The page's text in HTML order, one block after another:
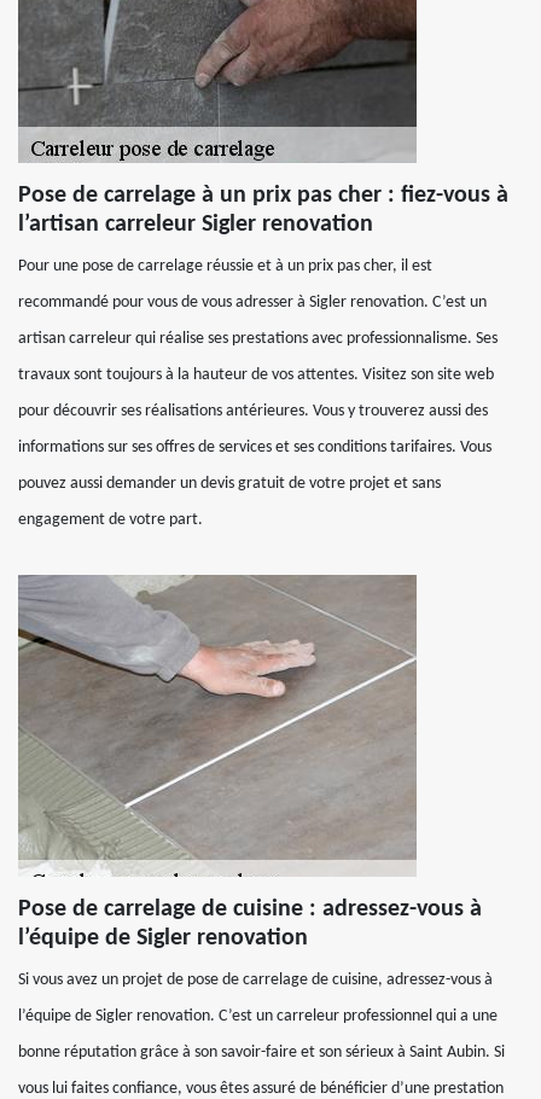
Pose de carrelage à un prix pas cher : fiez-vous à
l’artisan carreleur Sigler renovation
Pour une pose de carrelage réussie et à un prix pas cher, il est
recommandé pour vous de vous adresser à Sigler renovation. C’est un
artisan carreleur qui réalise ses prestations avec professionnalisme. Ses
travaux sont toujours à la hauteur de vos attentes. Visitez son site web
pour découvrir ses réalisations antérieures. Vous y trouverez aussi des
informations sur ses offres de services et ses conditions tarifaires. Vous
pouvez aussi demander un devis gratuit de votre projet et sans
engagement de votre part.
Pose de carrelage de cuisine : adressez-vous à
l’équipe de Sigler renovation
Si vous avez un projet de pose de carrelage de cuisine, adressez-vous à
l’équipe de Sigler renovation. C’est un carreleur professionnel qui a une
bonne réputation grâce à son savoir-faire et son sérieux à Saint Aubin. Si
vous lui faites confiance, vous êtes assuré de bénéficier d’une prestation